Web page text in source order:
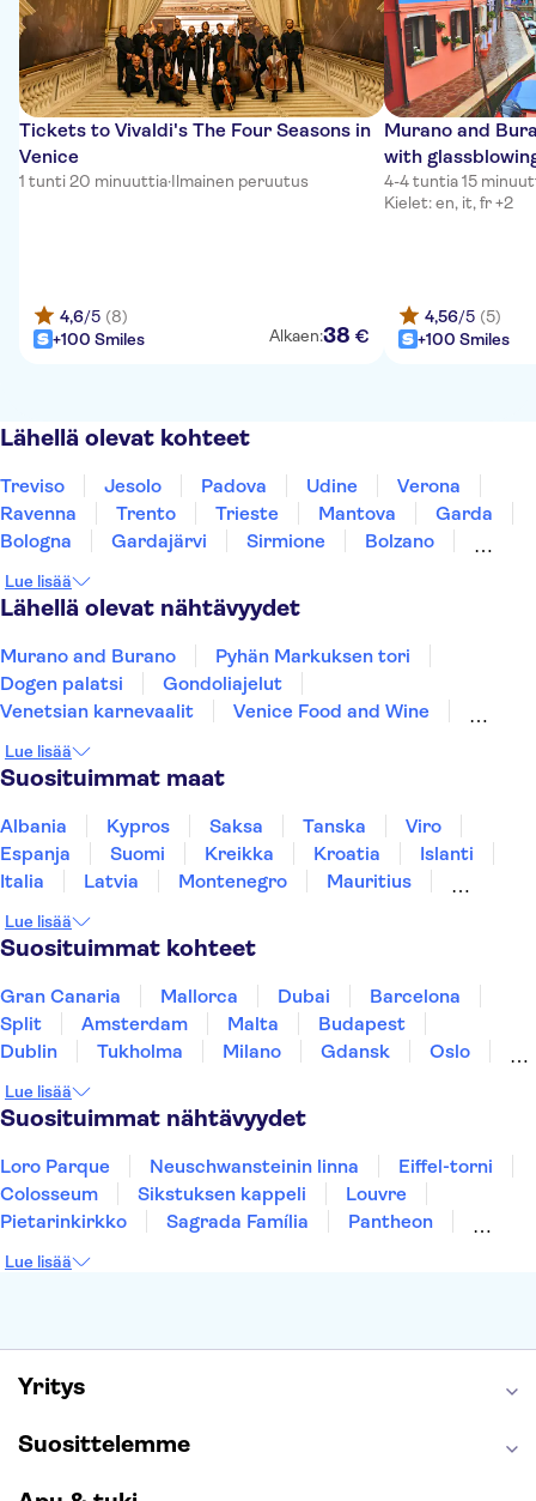
Tickets to Vivaldi's The Four Seasons in
Venice
1 tunti 20 minuuttia·Ilmainen peruutus
4,6/5 (8)
+100 Smiles
Alkaen:38 €
Murano and
with
4-4 tuntia 15
Kielet: en, it, fr +2
4,56/5 (5)
+100 Smiles
Lähellä olevat kohteet
Treviso Jesolo Padova Udine
Verona
Ravenna
Trento Trieste Mantova
Garda
Bologna
Gardajärvi Sirmione
Bolzano
Lue lisää
Lähellä olevat nähtävyydet
Murano and Burano
Pyhän Markuksen tori
Dogen palatsi
Gondoliajelut
Venetsian karnevaalit
Venice Food and Wine
La Fenice Theatre
Colosseum
Etna
Vatikaanin museot
Lue lisää
Suosituimmat maat
Albania Kypros Saksa Tanska
Viro
Espanja
Suomi Kreikka Kroatia
Islanti
Italia
Latvia Montenegro
Mauritius
Thaimaa
Turkki
Lue lisää
Suosituimmat kohteet
Gran Canaria Mallorca Dubai
Barcelona
Split
Amsterdam Malta
Budapest
Dublin
Tukholma Milano Gdansk
Oslo
Tallinna
Ljubljana Riika
Lue lisää
Suosituimmat nähtävyydet
Loro Parque Neuschwansteinin linna
Eiffel-torni
Colosseum
Sikstuksen kappeli
Louvre
Pietarinkirkko
Sagrada Família
Pantheon
Keukenhof
Lue lisää
Yritys
Suosittelemme